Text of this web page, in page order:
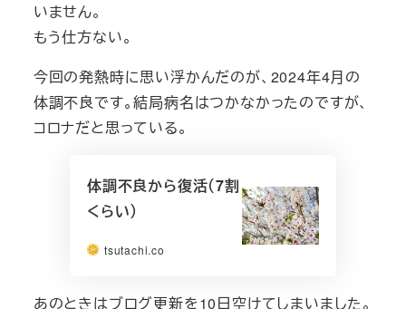
いません。
もう仕方ない。
今回の発熱時に思い浮かんだのが、2024年4月の
体調不良です。結局病名はつかなかったのですが、
コロナだと思っている。
体調不良から復活（7割
くらい）
tsutachi.co
あのときはブログ更新を10日空けてしまいました。